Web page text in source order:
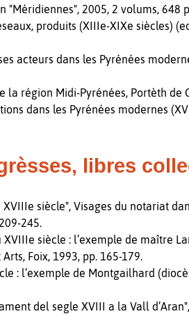
"Méridiennes", 2005, 2 volums, 648
produits (XIIIe-XIXe siècles)
acteurs dans les Pyrénées
région Midi-Pyrénées, Portèth de
dans les Pyrénées modernes
libres
siècle", Visages du notariat
245.
siècle : l’exemple de maître
Foix, 1993, pp. 165-179.
: l’exemple de Montgailhard
del segle XVIII a la Vall